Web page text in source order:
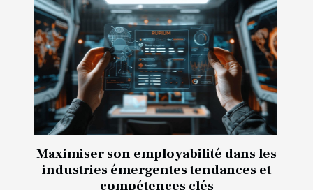
Maximiser son employabilité dans les
industries émergentes tendances et
compétences clés